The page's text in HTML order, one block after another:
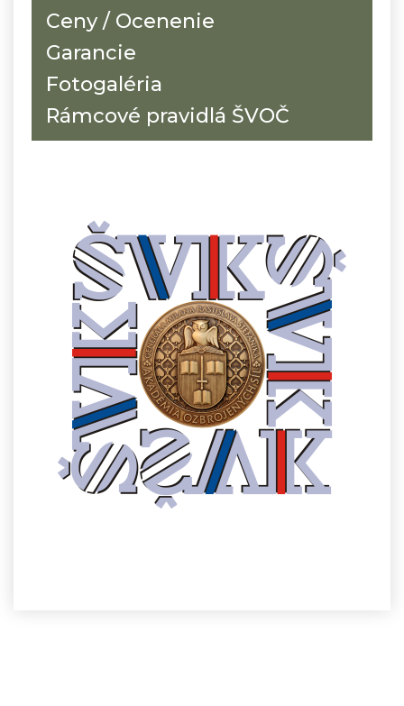
Ceny / Ocenenie
Garancie
Fotogaléria
Rámcové pravidlá ŠVOČ